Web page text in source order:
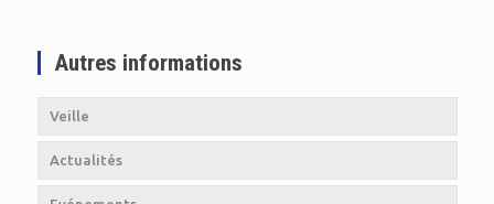
Autres informations
Veille
Actualités